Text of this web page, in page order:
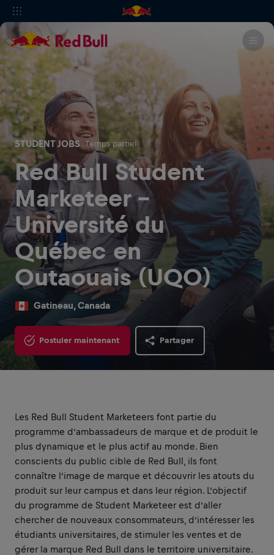
STUDENT JOBS Temps partiel
Red Bull Student
Marketeer -
Université du
Québec en
Outaouais (UQO)
Gatineau, Canada
Postuler maintenant Partager
Les Red Bull Student Marketeers font partie du
programme d’ambassadeurs de marque et de produit le
plus dynamique et le plus actif au monde. Bien
conscients du public cible de Red Bull, ils font
connaître l’image de marque et découvrir les atouts du
produit sur leur campus et dans leur région. L’objectif
du programme de Student Marketeer est d’aller
chercher de nouveaux consommateurs, d’intéresser les
étudiants universitaires, de stimuler les ventes et de
gérer la marque Red Bull dans le territoire universitaire.